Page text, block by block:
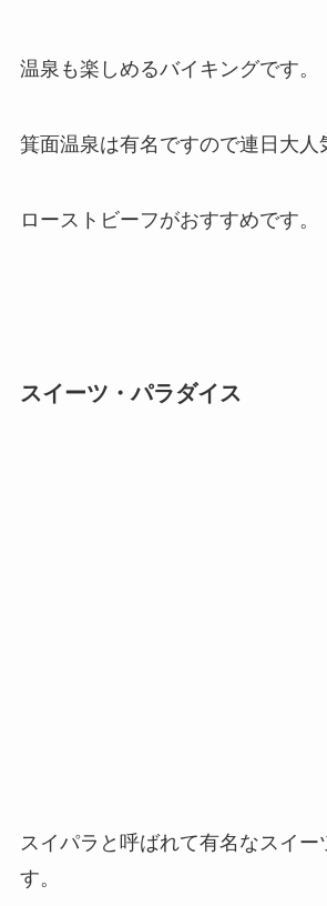
温泉も楽しめるバイキングです。
箕面温泉は有名ですので連日大人
ローストビーフがおすすめです。
スイーツ・パラダイス
スイパラと呼ばれて有名なスイー
す。